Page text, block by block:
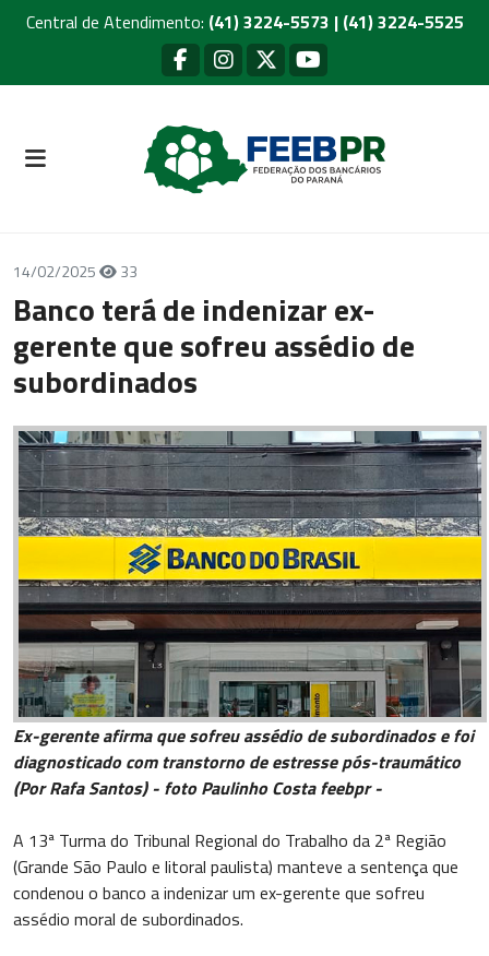
Central de Atendimento: (41) 3224-5573 | (41) 3224-5525
14/02/2025 33
Banco terá de indenizar ex-
gerente que sofreu assédio de
subordinados
Ex-gerente afirma que sofreu assédio de subordinados e foi
diagnosticado com transtorno de estresse pós-traumático
(Por Rafa Santos) - foto Paulinho Costa feebpr -
A 13ª Turma do Tribunal Regional do Trabalho da 2ª Região
(Grande São Paulo e litoral paulista) manteve a sentença que
condenou o banco a indenizar um ex-gerente que sofreu
assédio moral de subordinados.